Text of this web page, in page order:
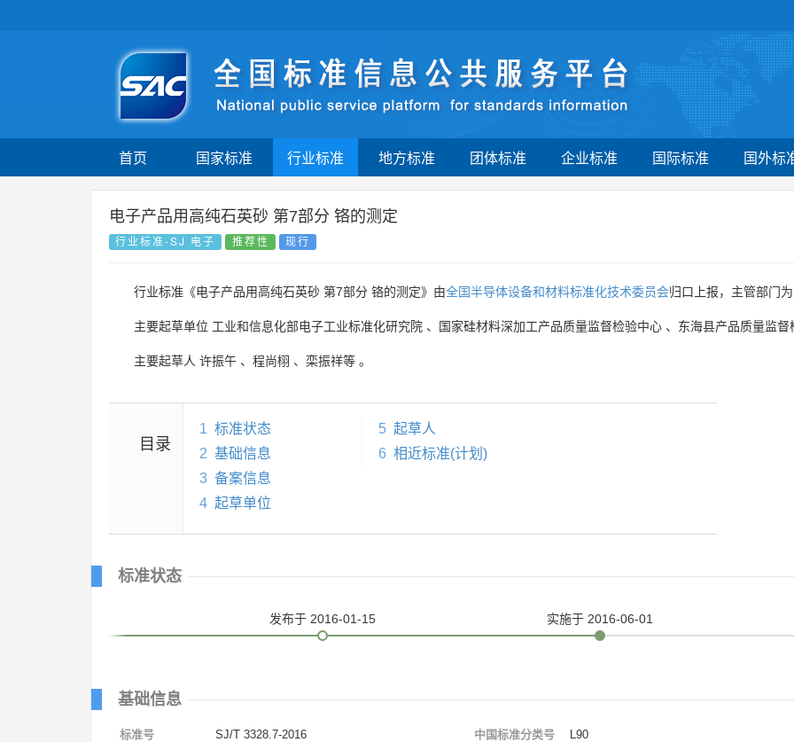
首页 国家标准 行业标准 地方标准 团体标准 企业标准 国际标准 国外标
电子产品用高纯石英砂 第7部分 铬的测定
行业标准-SJ 电子 推荐性 现行
行业标准《电子产品用高纯石英砂 第7部分 铬的测定》由全国半导体设备和材料标准化技术委员会归口上报，主管部门为
主要起草单位 工业和信息化部电子工业标准化研究院 、 国家硅材料深加工产品质量监督检验中心 、 东海县产品质量监督
主要起草人 许振午 、 程尚栩 、 栾振祥等 。
目录
1 标准状态
2 基础信息
3 备案信息
4 起草单位
5 起草人
6 相近标准(计划)
标准状态
发布于 2016-01-15 实施于 2016-06-01
基础信息
标准号
SJ/T 3328.7-2016
中国标准分类号
L90